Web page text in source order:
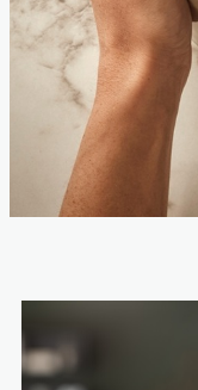
ค้นพบสามวิธี
ค้นพบสามวิธีในก